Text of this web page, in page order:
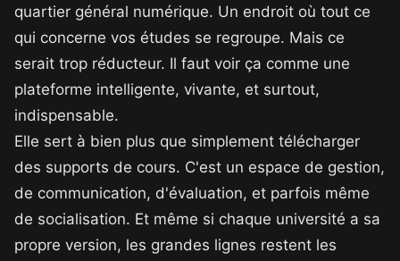
quartier général numérique. Un endroit où tout ce
qui concerne vos études se regroupe. Mais ce
serait trop réducteur. Il faut voir ça comme une
plateforme intelligente, vivante, et surtout,
indispensable.
Elle sert à bien plus que simplement télécharger
des supports de cours. C'est un espace de gestion,
de communication, d'évaluation, et parfois même
de socialisation. Et même si chaque université a sa
propre version, les grandes lignes restent les